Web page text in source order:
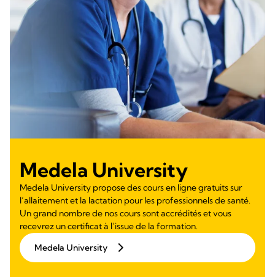
Medela University
Medela University propose des cours en ligne gratuits sur
l’allaitement et la lactation pour les professionnels de santé.
Un grand nombre de nos cours sont accrédités et vous
recevrez un certificat à l’issue de la formation.
Medela University